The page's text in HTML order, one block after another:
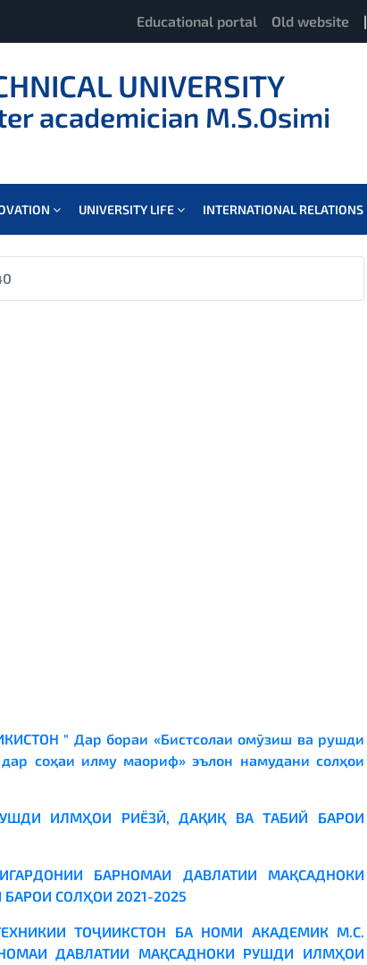
Educational portal Old website |
UNIVERSITY
academician M.S.Osimi
UNIVERSITY LIFE INTERNATIONAL RELATIONS
" Дар бораи «Бистсолаи омӯзиш ва рушди
соҳаи илму маориф» эълон намудани солҳои
ИЛМҲОИ РИЁЗӢ, ДАҚИҚ ВА ТАБИЙ БАРОИ
БАРНОМАИ ДАВЛАТИИ МАҚСАДНОКИ
СОЛҲОИ 2021-2025
ТОҶИИКСТОН БА НОМИ АКАДЕМИК М.С.
ДАВЛАТИИ МАҚСАДНОКИ РУШДИ ИЛМҲОИ